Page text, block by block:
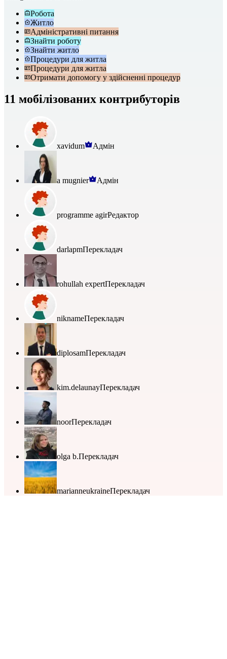
Робота
Житло
Адміністративні питання
Знайти роботу
Знайти житло
Процедури для житла
Процедури для житла
Отримати допомогу у здійсненні процедур
11 мобілізованих контрибуторів
xavidum Адмін
a mugnier Адмін
programme agirРедактор
darlapmПерекладач
rohullah expertПерекладач
niknameПерекладач
diplosamПерекладач
kim.delaunayПерекладач
noorПерекладач
olga b.Перекладач
marianneukraineПерекладач